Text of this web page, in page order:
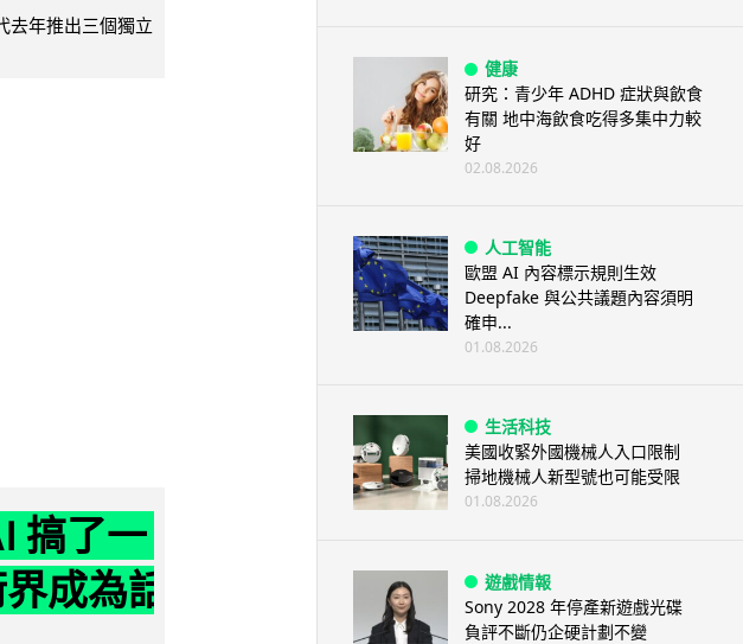
去年推出三個獨立
搞了一
成為話
健康
研究：青少年 ADHD 症狀與飲食
有關 地中海飲食吃得多集中力較
好
02.08.2026
人工智能
歐盟 AI 內容標示規則生效
Deepfake 與公共議題內容須明
確申...
01.08.2026
生活科技
美國收緊外國機械人入口限制
掃地機械人新型號也可能受限
01.08.2026
遊戲情報
Sony 2028 年停產新遊戲光碟
負評不斷仍企硬計劃不變